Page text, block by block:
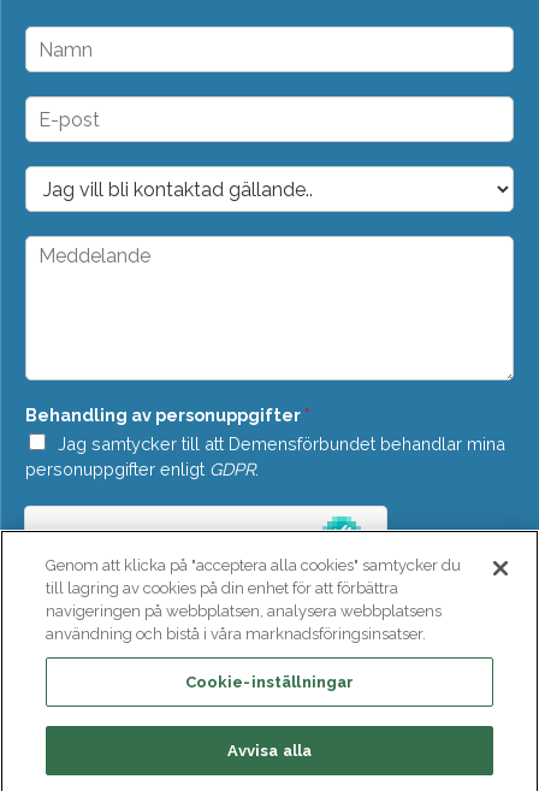
N
m
n
E
p
o
t
*
D
o
p
M
a
d
e
*
Behandling av personuppgifter *
Jag samtycker till att Demensförbundet behandlar mina
personuppgifter enligt GDPR.
SKICKA
Genom att klicka på "acceptera alla cookies" samtycker du
till lagring av cookies på din enhet för att förbättra
navigeringen på webbplatsen, analysera webbplatsens
användning och bistå i våra marknadsföringsinsatser.
Cookie-inställningar
Avvisa alla